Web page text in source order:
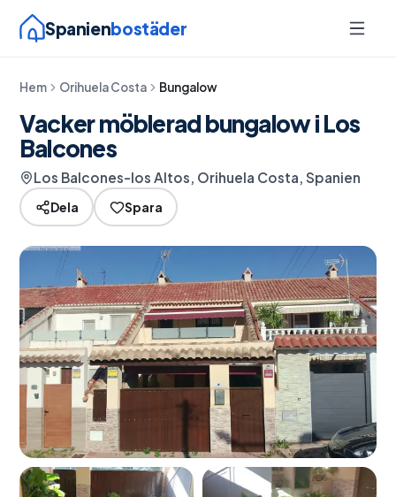
Spanienbostäder
Hem Orihuela Costa Bungalow
Vacker möblerad bungalow i Los
Balcones
Los Balcones-los Altos, Orihuela Costa, Spanien
Dela Spara